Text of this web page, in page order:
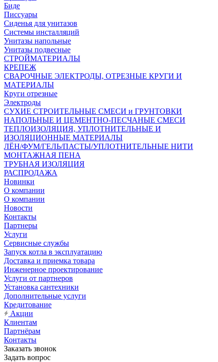
Биде
Писсуары
Сиденья для унитазов
Системы инсталляций
Унитазы напольные
Унитазы подвесные
СТРОЙМАТЕРИАЛЫ
КРЕПЕЖ
СВАРОЧНЫЕ ЭЛЕКТРОДЫ, ОТРЕЗНЫЕ КРУГИ И
МАТЕРИАЛЫ
Круги отрезные
Электроды
СУХИЕ СТРОИТЕЛЬНЫЕ СМЕСИ и ГРУНТОВКИ
НАПОЛЬНЫЕ И ЦЕМЕНТНО-ПЕСЧАНЫЕ СМЕСИ
ТЕПЛОИЗОЛЯЦИЯ, УПЛОТНИТЕЛЬНЫЕ И
ИЗОЛЯЦИОННЫЕ МАТЕРИАЛЫ
ЛЁН/ФУМ/ГЕЛЬ/ПАСТЫ/УПЛОТНИТЕЛЬНЫЕ НИТИ
МОНТАЖНАЯ ПЕНА
ТРУБНАЯ ИЗОЛЯЦИЯ
РАСПРОДАЖА
Новинки
О компании
О компании
Новости
Контакты
Партнеры
Услуги
Сервисные службы
Запуск котла в эксплуатацию
Доставка и приемка товара
Инженерное проектирование
Услуги от партнеров
Установка сантехники
Дополнительные услуги
Кредитование
Акции
Клиентам
Партнёрам
Контакты
Заказать звонок
Задать вопрос